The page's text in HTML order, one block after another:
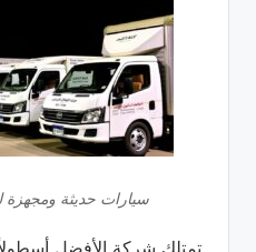
سيارات حديثة ومجهزة
تمتلك شركة الأفضل